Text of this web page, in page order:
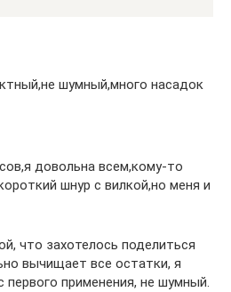
шумный,много насадок
довольна всем,кому-то
шнур с вилкой,но меня и
что захотелось поделиться
вычищает все остатки, я
первого применения, не шумный.